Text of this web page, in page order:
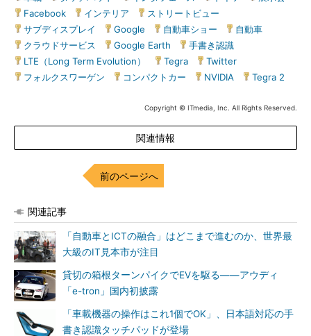
Facebook
インテリア ストリートビュー
サブディスプレイ
Google 自動車ショー 自動車
クラウドサービス
Google Earth 手書き認識
LTE（Long Term Evolution）
Tegra Twitter
フォルクスワーゲン
コンパクトカー NVIDIA Tegra 2
Copyright © ITmedia, Inc. All Rights Reserved.
関連情報
前のページへ
関連記事
「自動車とICTの融合」はどこまで進むのか、世界最
大級のIT見本市が注目
貸切の箱根ターンパイクでEVを駆る――アウディ
「e-tron」国内初披露
「車載機器の操作はこれ1個でOK」、日本語対応の手
書き認識タッチパッドが登場